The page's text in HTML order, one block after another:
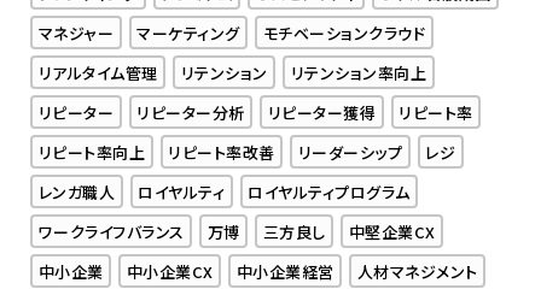
マネジャー
マーケティング
モチベーションクラウド
リアルタイム管理
リテンション
リテンション率向上
リピーター
リピーター分析 リピーター獲得
リピート率
リピート率向上
リピート率改善 リーダーシップ
レジ
レンガ職人
ロイヤルティ
ロイヤルティプログラム
ワークライフバランス
万博 三方良し
中堅企業CX
中小企業
中小企業CX 中小企業経営
人材マネジメント